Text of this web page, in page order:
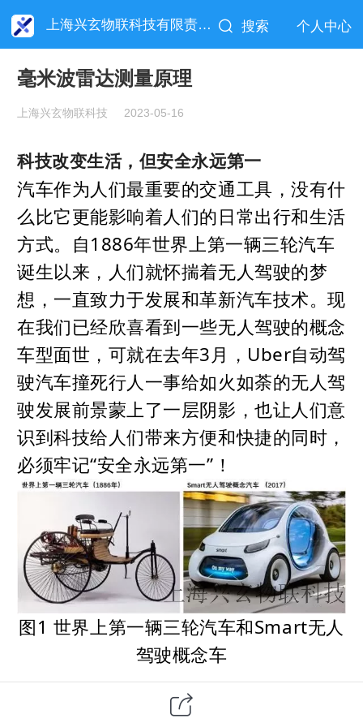
上海兴玄物联科技有限责任公司 搜索 个人中心
毫米波雷达测量原理
上海兴玄物联科技 2023-05-16
科技改变生活，但安全永远第一
汽车作为人们最重要的交通工具，没有什
么比它更能影响着人们的日常出行和生活
方式。自1886年世界上第一辆三轮汽车
诞生以来，人们就怀揣着无人驾驶的梦
想，一直致力于发展和革新汽车技术。现
在我们已经欣喜看到一些无人驾驶的概念
车型面世，可就在去年3月，Uber自动驾
驶汽车撞死行人一事给如火如荼的无人驾
驶发展前景蒙上了一层阴影，也让人们意
识到科技给人们带来方便和快捷的同时，
必须牢记“安全永远第一”！
图1 世界上第一辆三轮汽车和Smart无人
驾驶概念车
虽然真正的无人驾驶汽车还需等待时日，